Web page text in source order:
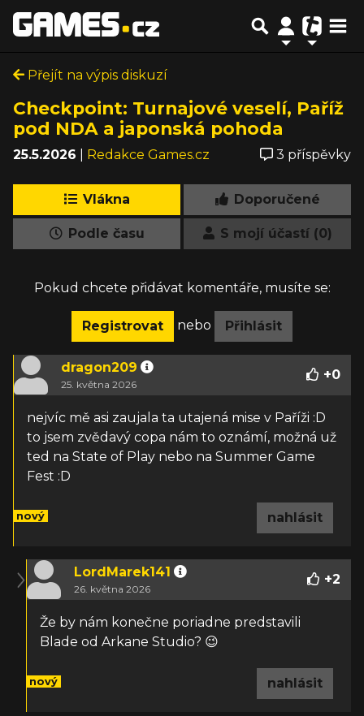
Přejít na výpis diskuzí
Checkpoint: Turnajové veselí, Paříž
pod NDA a japonská pohoda
25.5.2026 Redakce Games.cz 3 příspěvky
Vlákna Doporučené
Podle času S mojí účastí (0)
Pokud chcete přidávat komentáře, musíte se:
Registrovat nebo Přihlásit
dragon209
25. května 2026
+0
nejvíc mě asi zaujala ta utajená mise v Paříži :D
to jsem zvědavý copa nám to oznámí, možná už
ted na State of Play nebo na Summer Game
Fest :D
nový nahlásit
LordMarek141
26. května 2026
+2
Že by nám konečne poriadne predstavili
Blade od Arkane Studio? 😉
nový nahlásit